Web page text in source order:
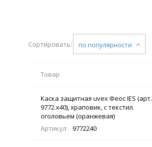
Сортировать: по популярности
Товар
Каска защитная uvex Феос IES (арт.
9772.x40), храповик, с текстил.
оголовьем (оранжевая)
Артикул:
9772240